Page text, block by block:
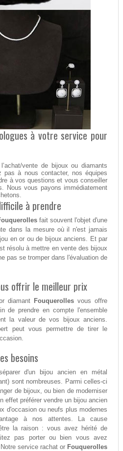
à votre service pour
vente de bijoux ou diamants
pas à nous contacter, nos équipes
à vos questions et vous conseiller
Nous vous payons immédiatement
à prendre
fait souvent l'objet d'une
dans la mesure où il n'est jamais
en or ou de bijoux anciens. Et par
résolu à mettre en vente des bijoux
pas se tromper dans l'évaluation de
offrir le meilleur prix
diamant Fouquerolles vous offre
de prendre en compte l'ensemble
la valeur de vos bijoux anciens.
peut vous permettre de tirer le
besoins
d'un bijou ancien en métal
sont nombreuses. Parmi celles-ci
de bijoux, ou bien de moderniser
effet préférer vendre un bijou ancien
d'occasion ou neufs plus modernes
à nos attentes. La cause
la raison : vous avez hérité de
pas porter ou bien vous avez
service rachat or Fouquerolles